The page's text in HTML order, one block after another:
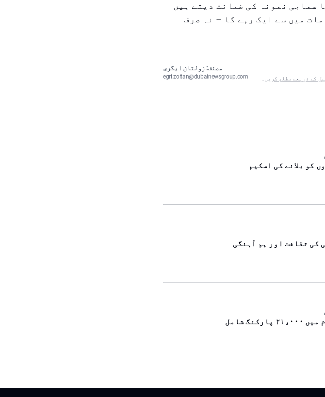
سماجی نمونہ کی ضمانت دیتے ہیں
میں سے ایک رہے گا – نہ صرف
کے ذریعے مطلع کریں۔
مصنف: زولتان ایگری
egri.zoltan@dubainewsgroup.com
کو بلانے کی اسکیم
کی ثقافت اور ہم آہنگی
شامل